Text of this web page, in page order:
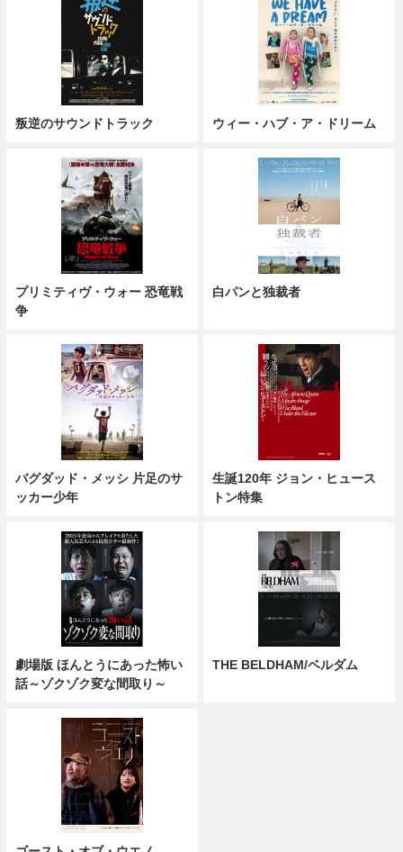
叛逆のサウンドトラック ウィー・ハブ・ア・ドリーム
プリミティヴ・ウォー 恐竜戦
争
白パンと独裁者
バグダッド・メッシ 片足のサ
ッカー少年
生誕120年 ジョン・ヒュース
トン特集
劇場版 ほんとうにあった怖い
話～ゾクゾク変な間取り～
THE BELDHAM/ベルダム